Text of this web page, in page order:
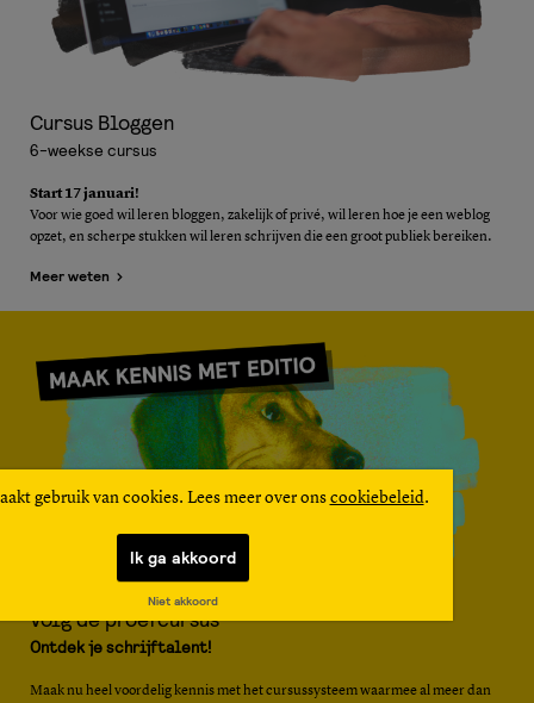
gebruik van cookies. Lees meer over ons cookiebeleid .
Ik ga akkoord
Niet akkoord
Cursus Bloggen
6-weekse cursus
Start 17 januari!
Voor wie goed wil leren bloggen, zakelijk of privé, wil leren hoe je een weblog
opzet, en scherpe stukken wil leren schrijven die een groot publiek bereiken.
Meer weten
Volg de proefcursus
Ontdek je schrijftalent!
Maak nu heel voordelig kennis met het cursussysteem waarmee al meer dan